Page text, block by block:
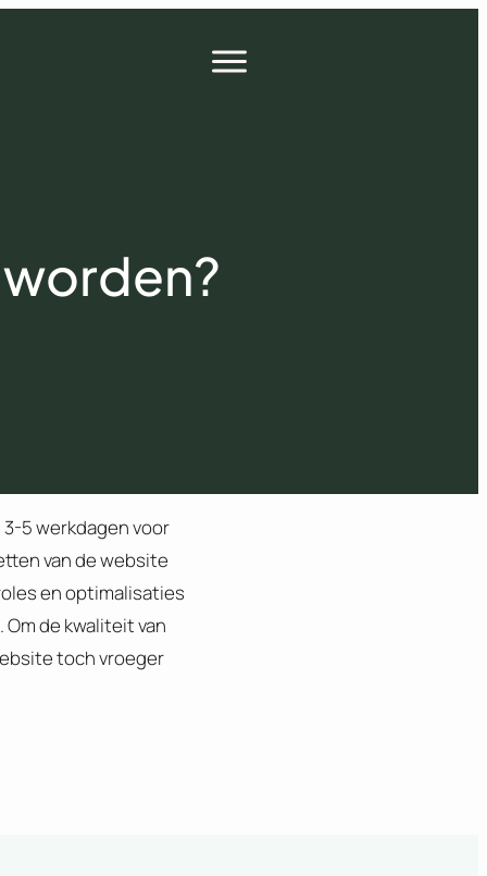
Open
5 werkdagen voor
van de website
en optimalisaties
de kwaliteit van
toch vroeger